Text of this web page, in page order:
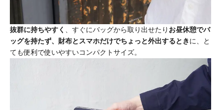
抜群に持ちやすく 、すぐにバッグから取り出せたり お昼休憩でバ
ッグを持たず、財布とスマホだけでちょっと外出するときに、と
ても便利で使いやすいコンパクトサイズ。